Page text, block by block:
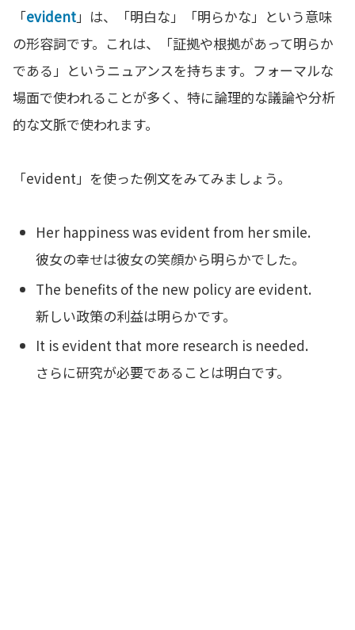
「evident」は、「明白な」「明らかな」という意味
の形容詞です。これは、「証拠や根拠があって明らか
である」というニュアンスを持ちます。フォーマルな
場面で使われることが多く、特に論理的な議論や分析
的な文脈で使われます。
「evident」を使った例文をみてみましょう。
Her happiness was evident from her smile.
彼女の幸せは彼女の笑顔から明らかでした。
The benefits of the new policy are evident.
新しい政策の利益は明らかです。
It is evident that more research is needed.
さらに研究が必要であることは明白です。